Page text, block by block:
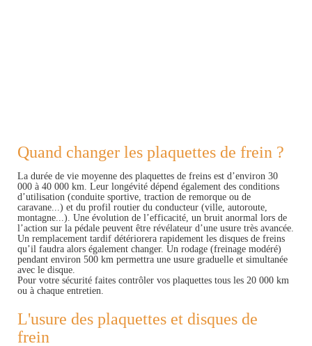
Quand changer les plaquettes de frein ?
La durée de vie moyenne des plaquettes de freins est d’environ 30
000 à 40 000 km. Leur longévité dépend également des conditions
d’utilisation (conduite sportive, traction de remorque ou de
caravane...) et du profil routier du conducteur (ville, autoroute,
montagne...). Une évolution de l’efficacité, un bruit anormal lors de
l’action sur la pédale peuvent être révélateur d’une usure très avancée.
Un remplacement tardif détériorera rapidement les disques de freins
qu’il faudra alors également changer. Un rodage (freinage modéré)
pendant environ 500 km permettra une usure graduelle et simultanée
avec le disque.
Pour votre sécurité faites contrôler vos plaquettes tous les 20 000 km
ou à chaque entretien.
L'usure des plaquettes et disques de
frein